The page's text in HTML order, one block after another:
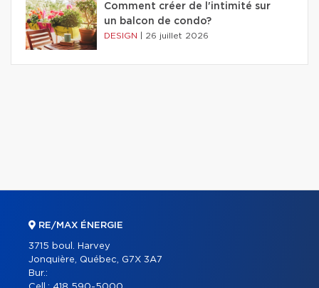
Comment créer de l'intimité sur
un balcon de condo?
DESIGN 26 juillet 2026
RE/MAX ÉNERGIE
3715 boul. Harvey
Jonquière, Québec, G7X 3A7
Bur.: